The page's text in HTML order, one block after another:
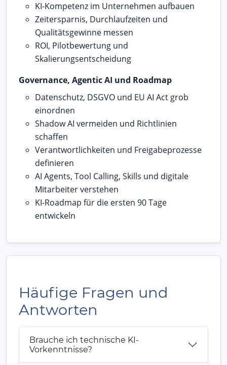
KI-Kompetenz im Unternehmen aufbauen
Zeitersparnis, Durchlaufzeiten und
Qualitätsgewinne messen
ROI, Pilotbewertung und
Skalierungsentscheidung
Governance, Agentic AI und Roadmap
Datenschutz, DSGVO und EU AI Act grob
einordnen
Shadow AI vermeiden und Richtlinien
schaffen
Verantwortlichkeiten und Freigabeprozesse
definieren
AI Agents, Tool Calling, Skills und digitale
Mitarbeiter verstehen
KI-Roadmap für die ersten 90 Tage
entwickeln
Häufige Fragen und
Antworten
Brauche ich technische KI-
Vorkenntnisse?